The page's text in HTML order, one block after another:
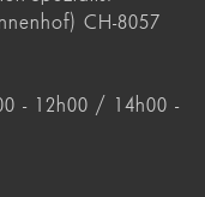
CH-8057
- 12h00 / 14h00 -